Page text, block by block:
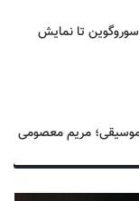
تا نمایش